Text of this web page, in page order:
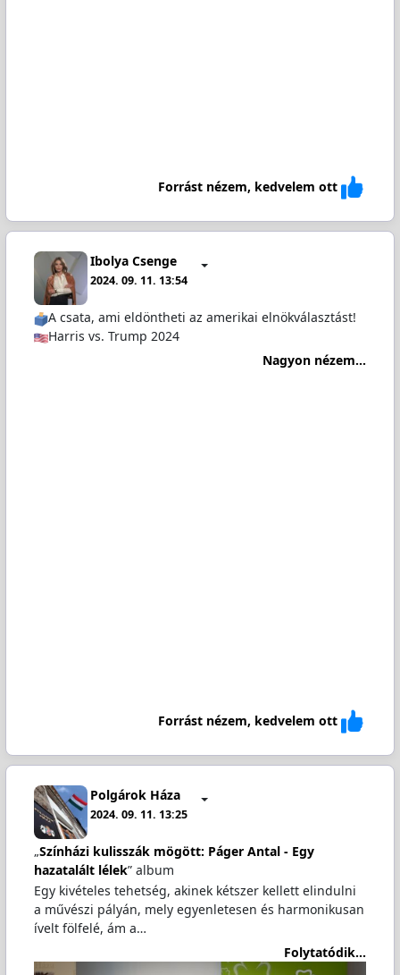
Forrást nézem, kedvelem ott
Ibolya Csenge
2024. 09. 11. 13:54
A csata, ami eldöntheti az amerikai elnökválasztást!
Harris vs. Trump 2024
Nagyon nézem...
Forrást nézem, kedvelem ott
Polgárok Háza
2024. 09. 11. 13:25
„Színházi kulisszák mögött: Páger Antal - Egy
hazatalált lélek” album
Egy kivételes tehetség, akinek kétszer kellett elindulni
a művészi pályán, mely egyenletesen és harmonikusan
ívelt fölfelé, ám a…
Folytatódik...